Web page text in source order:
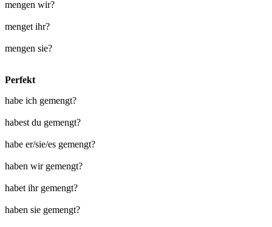
mengen wir?
menget ihr?
mengen sie?
Perfekt
habe ich gemengt?
habest du gemengt?
habe er/sie/es gemengt?
haben wir gemengt?
habet ihr gemengt?
haben sie gemengt?